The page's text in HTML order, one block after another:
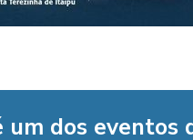
um dos eventos